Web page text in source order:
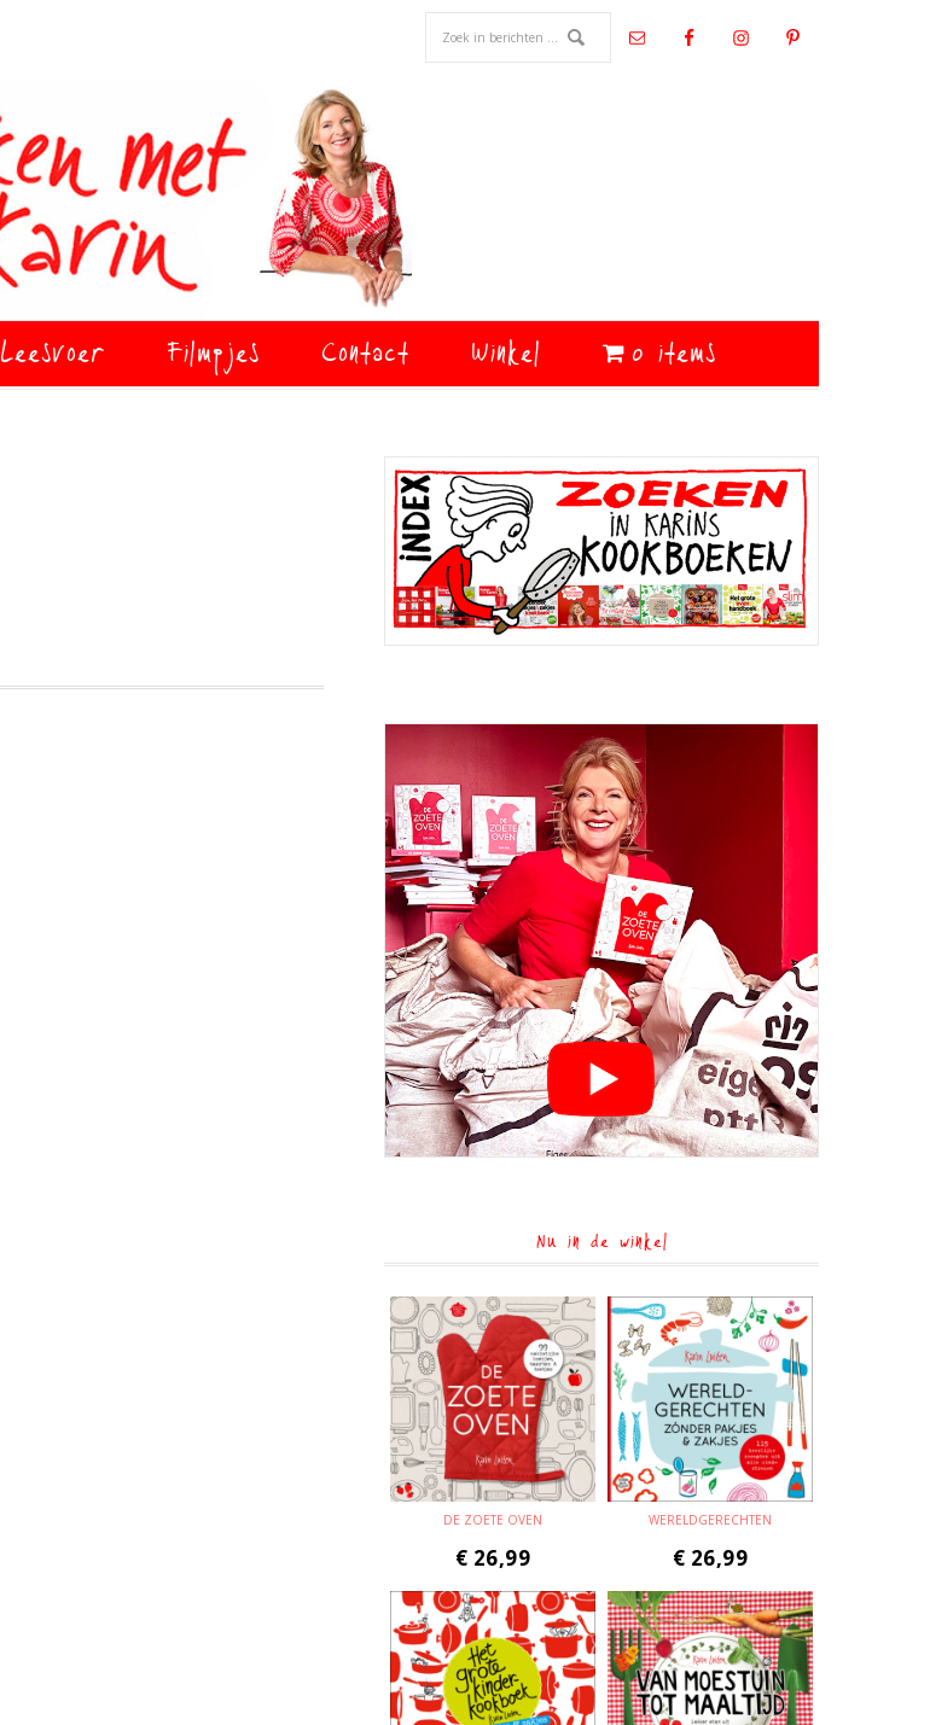
Leesvoer Filmpjes Contact Winkel 0 items
Primaire
Sidebar
Nu in de winkel
DE ZOETE OVEN
€ 26,99
WERELDGERECHTEN
€ 26,99